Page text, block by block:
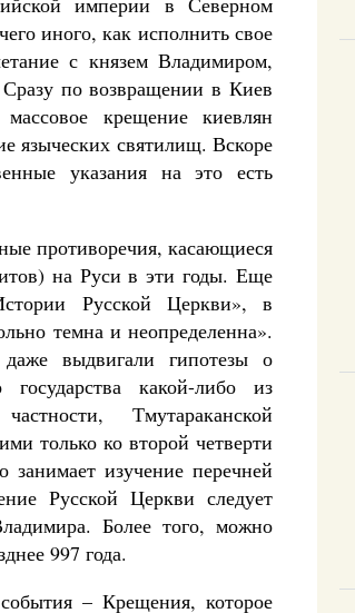
иного, как исполнить свое
с князем Владимиром,
по возвращении в Киев
крещение киевлян
языческих святилищ. Вскоре
указания на это есть
противоречия, касающиеся
на Руси в эти годы. Еще
Русской Церкви», в
темна и неопределенна».
выдвигали гипотезы о
какой-либо из
Тмутараканской
только ко второй четверти
изучение перечней
Русской Церкви следует
Более того, можно
997 года.
– Крещения, которое